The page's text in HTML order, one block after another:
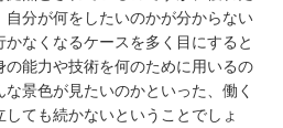
分が何をしたいのかが分からない
なくなるケースを多く目にすると
能力や技術を何のために用いるの
景色が見たいのかといった、働く
ても続かないということでしょ